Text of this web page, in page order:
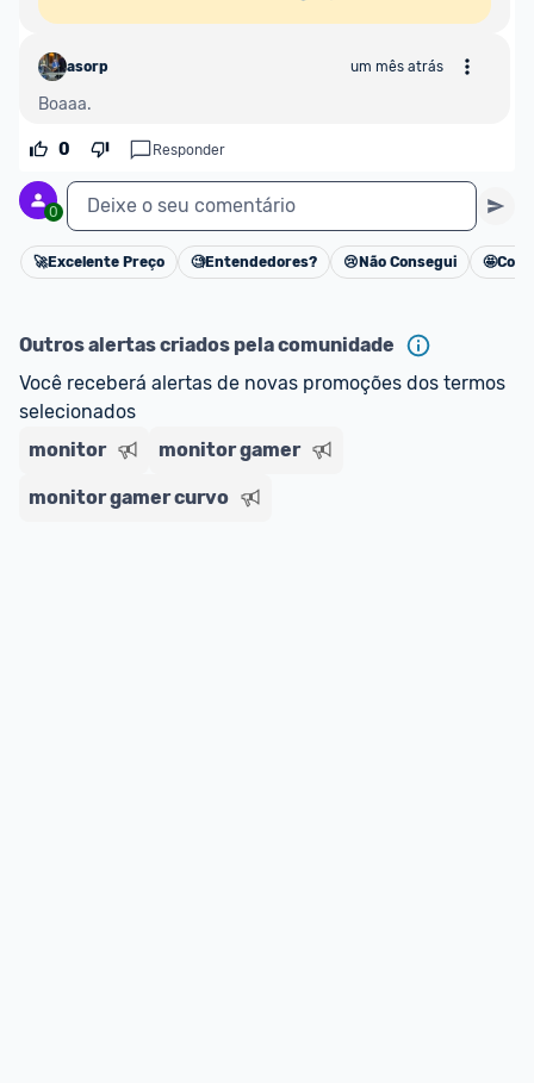
asorp um mês atrás
Boaaa.
0 Responder
0 Deixe o seu comentário
Cancelar
🚀Excelente Preço 🧐Entendedores? 😢 Não Consegui 🤩
Outros alertas criados pela comunidade
Você receberá alertas de novas promoções dos termos
selecionados
monitor
monitor gamer
monitor gamer curvo